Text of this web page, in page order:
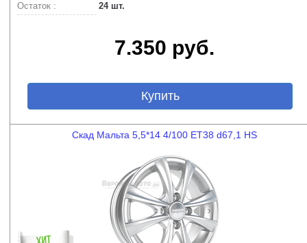
Остаток :
24 шт.
7.350 руб.
Купить
Скад Мальта 5,5*14 4/100 ET38 d67,1 HS